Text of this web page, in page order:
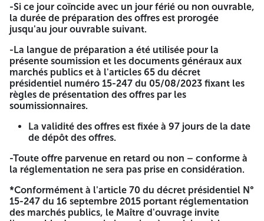
« A’ Ouvrir Par La Commission D’ouverture Des Plis Et
D’evaluation Des Offres »
Les soumissionnaires préparent quatre (04) enveloppes. La
première enveloppe L1 est destinée au dossier de
candidature. La deuxième enveloppe L2 est destinée à
L’offre technique. La troisième enveloppe L3 est destinée à
L'offre financière (les 3 enveloppes L1, L2 et L3 séparées et
cachetées, indiquant la dénomination de l'entreprise, la
référence et l'objet de l'appel d'offres. La quatrième
conformément à l'article 67 du décret présidentiel numéro
15-247 du 16 septembre 2015 portant réglementation des
Contenu du dossier de candidature :
1- Une déclaration de soumission. 2- Une déclaration de
probité. 3- Les statuts pour les sociétés. 4- Les documents
relatifs aux pouvoirs habilitant les personnes à engager
-Si ce jour coïncide avec un jour férié ou non ouvrable,
la durée de préparation des offres est prorogée
jusqu'au jour ouvrable suivant.
-La langue de préparation a été utilisée pour la
présente soumission et les documents généraux aux
marchés publics et à l'articles 65 du décret
présidentiel numéro 15-247 du 05/08/2023 fixant les
règles de présentation des offres par les
soumissionnaires.
La validité des offres est fixée à 97 jours de la date
de dépôt des offres.
-Toute offre parvenue en retard ou non – conforme à
la réglementation ne sera pas prise en considération.
*Conformément à l'article 70 du décret présidentiel N°
15-247 du 16 septembre 2015 portant réglementation
des marchés publics, le Maître d'ouvrage invite